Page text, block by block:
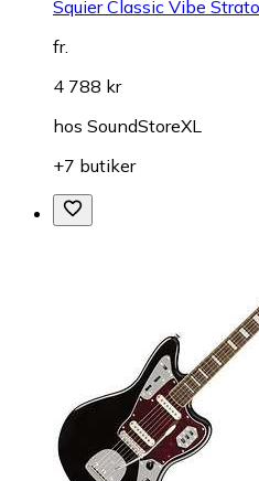
Squier Classic Vibe
fr.
4 788 kr
hos SoundStoreXL
+7 butiker